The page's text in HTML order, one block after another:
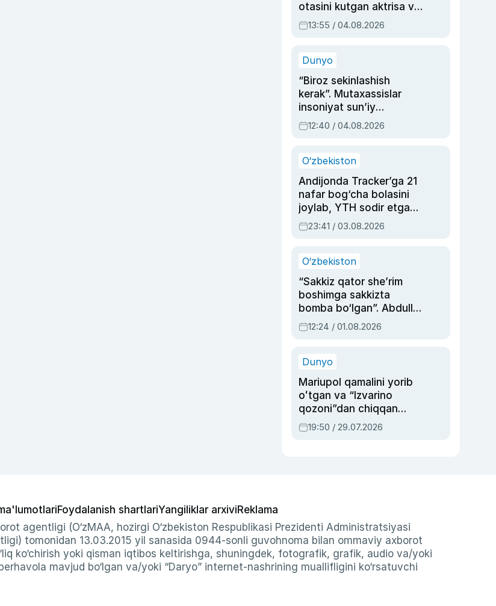
otasini kutgan aktrisa va
dublyaj ustasi Rimma
Ahmedovaning
13:55 / 04.08.2026
Dunyo
“Biroz sekinlashish
kerak”. Mutaxassislar
insoniyat sun’iy
intellektni boshqara
olmay qolishidan xavotir
12:40 / 04.08.2026
O‘zbekiston
Andijonda Tracker’ga 21
nafar bog‘cha bolasini
joylab, YTH sodir etgan
ayolga sud hukmi o‘qildi
23:41 / 03.08.2026
O‘zbekiston
“Sakkiz qator she’rim
boshimga sakkizta
bomba bo‘lgan”. Abdulla
Oripovni siyosiy
ayblovlardan asrab
12:24 / 01.08.2026
Dunyo
Mariupol qamalini yorib
oʻtgan va “Izvarino
qozoni”dan chiqqan
qahramon — Ukraina
armiyasi bosh
19:50 / 29.07.2026
Foydalanish shartlariYangiliklar arxiviReklama
agentligi (O‘zMAA, hozirgi O‘zbekiston Respublikasi Prezidenti Administratsiyasi
tomonidan 13.03.2015 yil sanasida 0944-sonli guvohnoma bilan ommaviy axborot
ko‘chirish yoki qisman iqtibos keltirishga, shuningdek, fotografik, grafik, audio va/yoki
mavjud bo‘lgan va/yoki “Daryo” internet-nashrining muallifligini ko‘rsatuvchi